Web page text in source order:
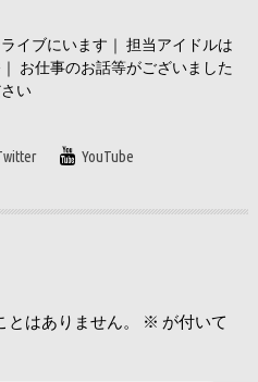
イブにいます｜ 担当アイドルは
お仕事のお話等がございました
い
YouTube
はありません。 ※ が付いて